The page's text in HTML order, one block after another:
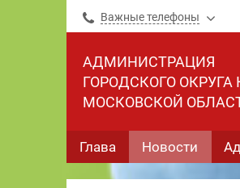
Важные телефоны
АДМИНИСТРАЦИЯ
ГОРОДСКОГО ОКРУГА
МОСКОВСКОЙ
Глава Новости